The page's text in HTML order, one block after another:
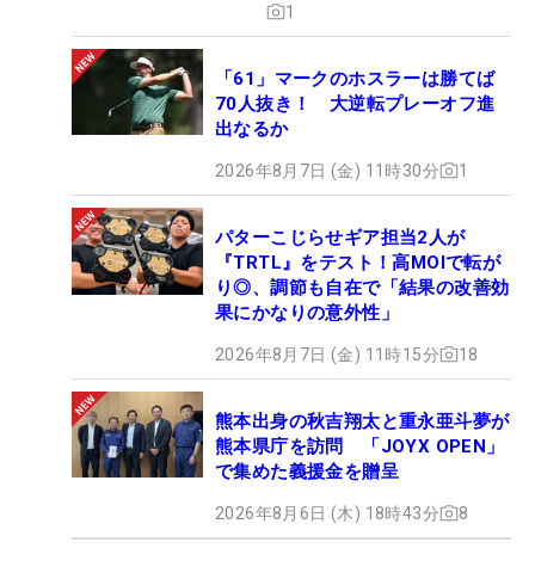
1
「61」マークのホスラーは勝てば
70人抜き！ 大逆転プレーオフ進
出なるか
2026年8月7日 (金) 11時30分 1
パターこじらせギア担当2人が
『TRTL』をテスト！高MOIで転が
り◎、調節も自在で「結果の改善効
果にかなりの意外性」
2026年8月7日 (金) 11時15分 18
熊本出身の秋吉翔太と重永亜斗夢が
熊本県庁を訪問 「JOYX OPEN」
で集めた義援金を贈呈
2026年8月6日 (木) 18時43分 8